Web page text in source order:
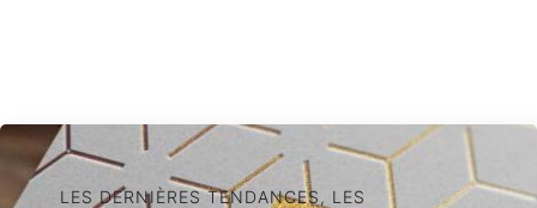
LES DERNIÈRES TENDANCES, LES